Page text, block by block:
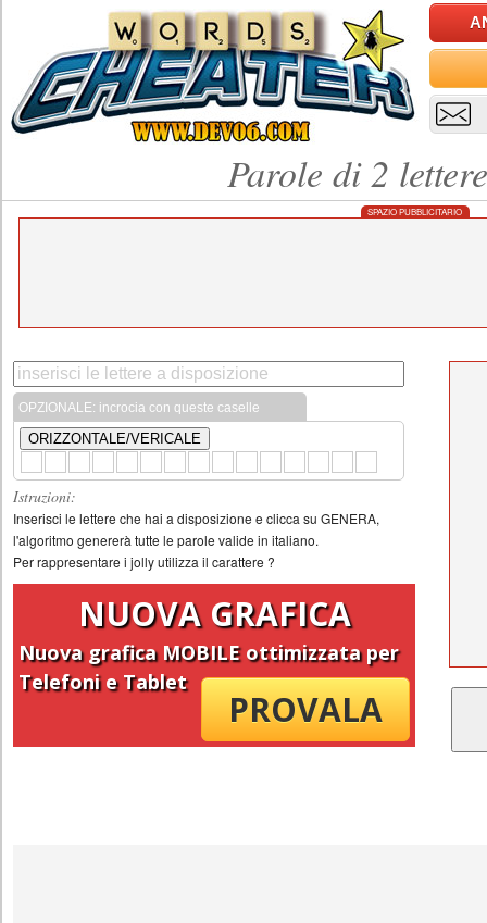
Parole di 2
SPAZIO PUBBLICITARIO
OPZIONALE: incrocia con queste caselle
ORIZZONTALE/VERICALE
Istruzioni:
Inserisci le lettere che hai a disposizione e clicca su GENERA,
l'algoritmo genererà tutte le parole valide in italiano.
Per rappresentare i jolly utilizza il carattere ?
NUOVA GRAFICA
Nuova grafica MOBILE ottimizzata per
TelefonieTablet
PROVALA